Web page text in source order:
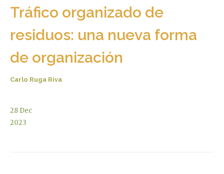
Tráfico organizado de
residuos: una nueva forma
de organización
Carlo Ruga Riva
28 Dec
2023